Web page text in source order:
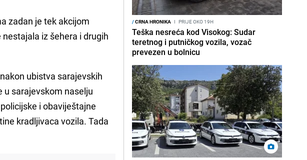
zadan je tek akcijom
iz šehera i drugih
ubistva sarajevskih
u sarajevskom naselju
i obaviještajne
kradljivaca vozila. Tada
/CRNA HRONIKA I PRIJE OKO 19H
Teška nesreća kod Visokog: Sudar
teretnog i putničkog vozila, vozač
prevezen u bolnicu